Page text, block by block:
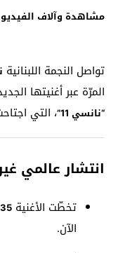
مشاهدة وآلاف
تواصل النجمة اللبنانية
المرّة عبر أغنيتها
“نانسي 11” ، التي
انتشار عالمي
تخطّت الأغنية 35 مليون مشاهدة
الآن.